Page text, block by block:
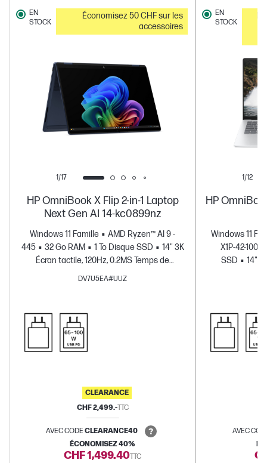
1/17
HP OmniBook X Flip 2-in-1 Laptop
Next Gen AI 14-kc0899nz
Windows 11 Famille
AMD Ryzen™ AI 9 -
445
32 Go RAM 1 To Disque SSD
14" 3K
Écran tactile, 120Hz, 0.2MS Temps de
Carte graphique AMD Radeon™
DV7U5EA#UUZ
EN
STOCK
Économisez 50 CHF sur les
accessoires
CLEARANCE
CHF 2,499.-TTC
AVEC CODECLEARANCE40
ÉCONOMISEZ 40%
CHF 1,499.40TTC
1/12
HP
Windows 11
X1P-42-100
SSD
14"
EN
STOCK
AVEC